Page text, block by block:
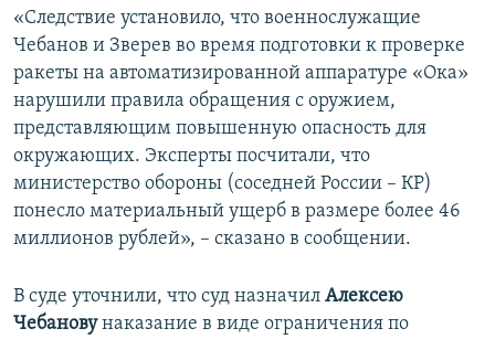
ELIFBE
УКРАИНСКАЯ ПРОБЛЕМА КРЫМА
«Следствие установило, что военнослужащие
Чебанов и Зверев во время подготовки к проверке
ракеты на автоматизированной аппаратуре «Ока»
нарушили правила обращения с оружием,
представляющим повышенную опасность для
окружающих. Эксперты посчитали, что
министерство обороны (соседней России – КР)
понесло материальный ущерб в размере более 46
миллионов рублей», – сказано в сообщении.
В суде уточнили, что суд назначил Алексею
Чебановунаказание в виде ограничения по